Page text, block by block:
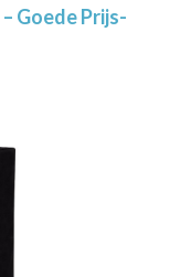
– Goede Prijs-